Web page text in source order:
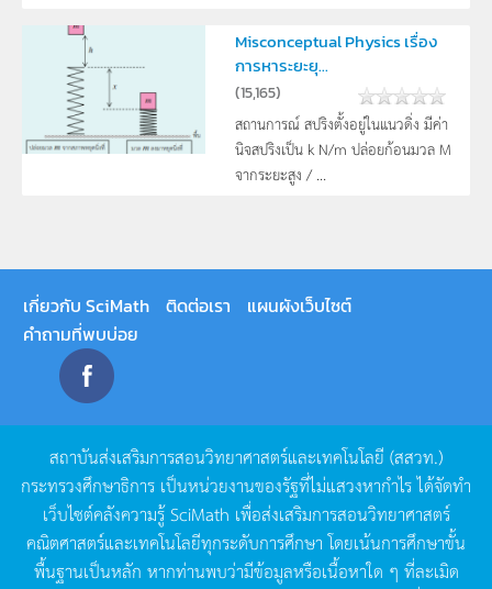
Misconceptual Physics เรื่อง
การหาระยะยุ...
(15,165)
สถานการณ์ สปริงตั้งอยู่ในแนวดิ่ง มีค่า
นิจสปริงเป็น k N/m ปล่อยก้อนมวล M
จากระยะสูง / ...
เกี่ยวกับ SciMath ติดต่อเรา
แผนผังเว็บไซต์
คำถามที่พบบ่อย
สถาบันส่งเสริมการสอนวิทยาศาสตร์และเทคโนโลยี (สสวท.)
กระทรวงศึกษาธิการ เป็นหน่วยงานของรัฐที่ไม่แสวงหากำไรได้จัดทำ
เว็บไซต์คลังความรู้SciMath เพื่อส่งเสริมการสอนวิทยาศาสตร์
คณิตศาสตร์และเทคโนโลยีทุกระดับการศึกษา โดยเน้นการศึกษาขั้น
พื้นฐานเป็นหลัก หากท่านพบว่ามีข้อมูลหรือเนื้อหาใด ๆ ที่ละเมิด